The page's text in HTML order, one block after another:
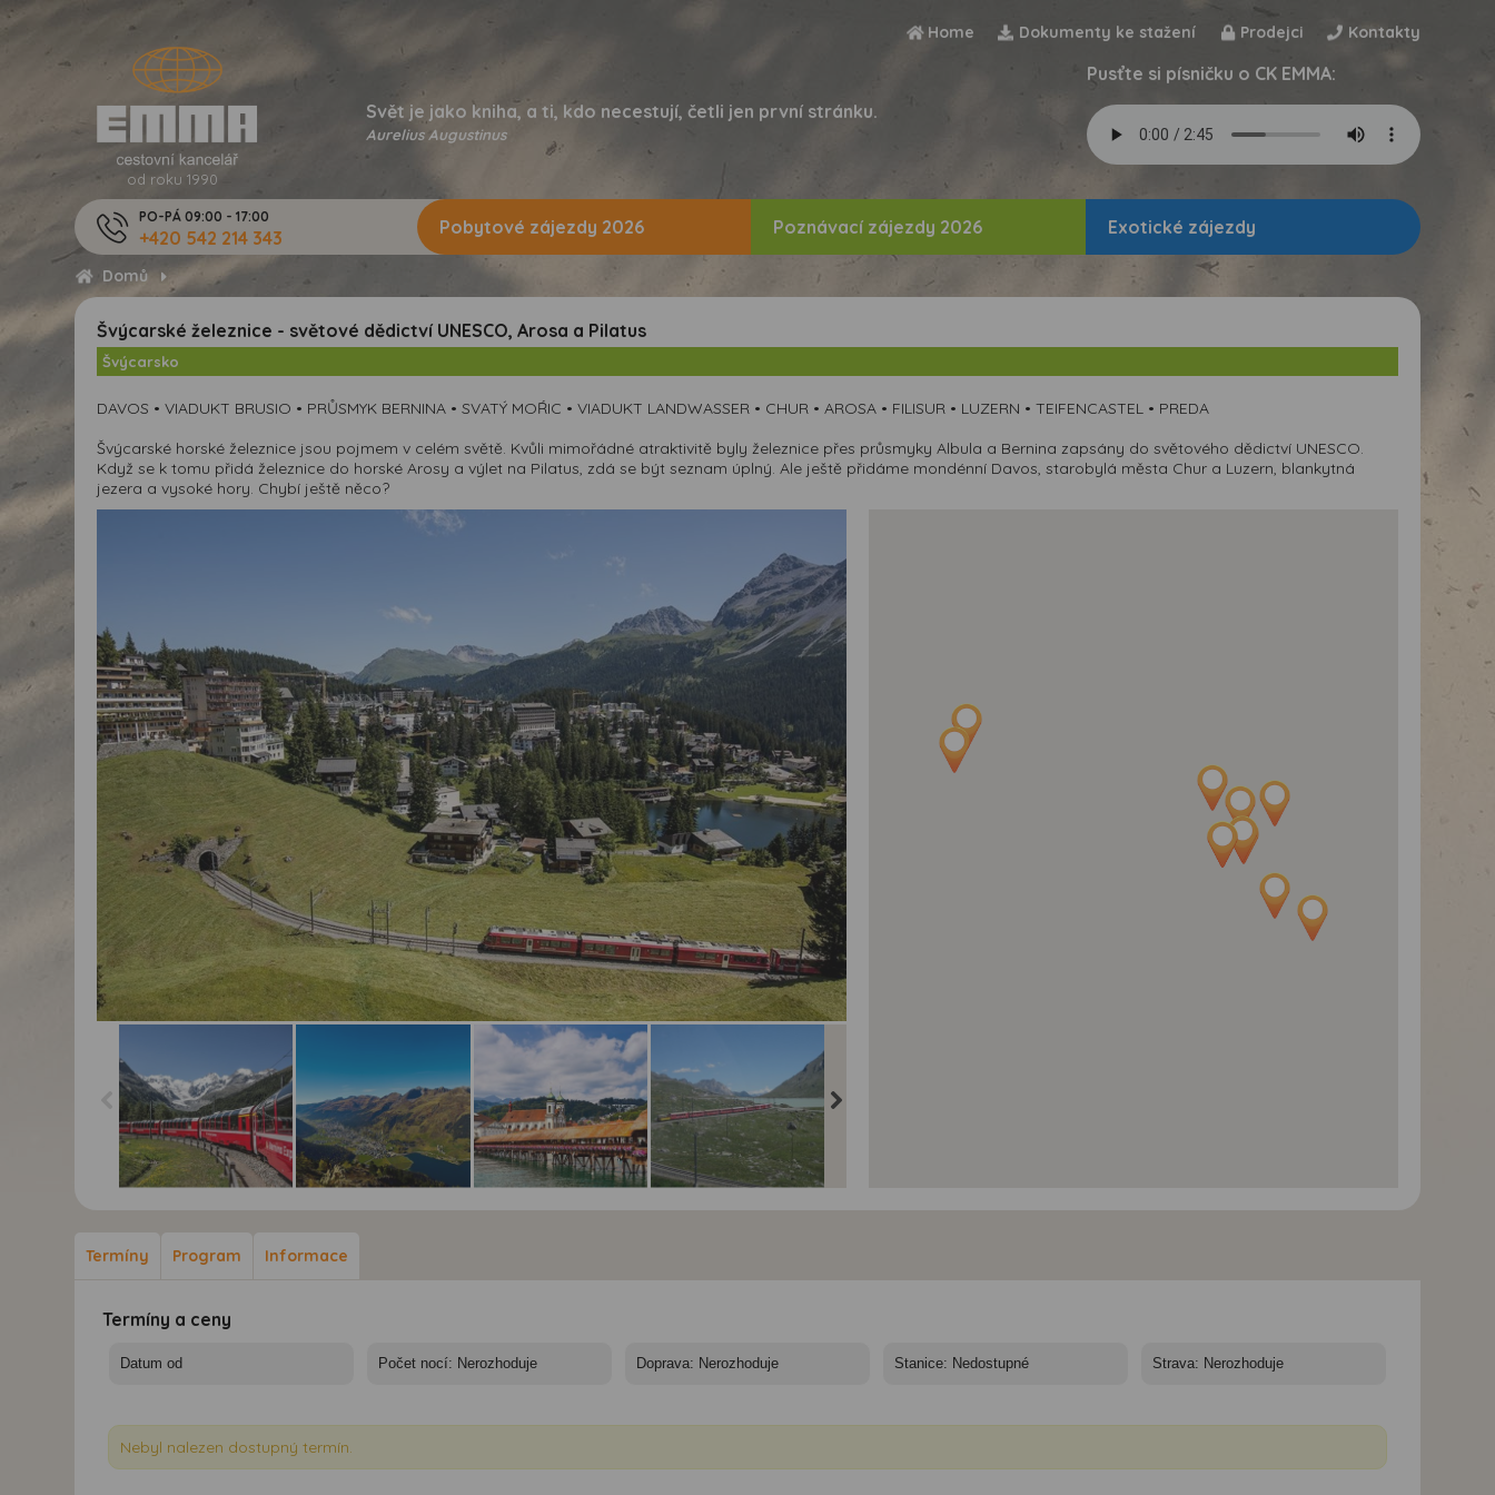
Home Dokumenty ke stažení Prodejci Kontakty
od roku 1990
Svět je jako kniha, a ti, kdo necestují, četli jen první stránku.
Aurelius Augustinus
Pusťte si písničku o CK EMMA:
PO-PÁ 09:00 - 17:00
+420 542 214 343
Domů
Pobytové zájezdy 2026 Poznávací zájezdy 2026 Exotické zájezdy
Švýcarské železnice - světové dědictví UNESCO, Arosa a Pilatus
Švýcarsko
DAVOS • VIADUKT BRUSIO • PRŮSMYK BERNINA • SVATÝ MOŔIC • VIADUKT LANDWASSER • CHUR • AROSA • FILISUR • LUZERN • TEIFENCASTEL • PREDA
Švýcarské horské železnice jsou pojmem v celém světě. Kvůli mimořádné atraktivitě byly železnice přes průsmyky Albula a Bernina zapsány do světového dědictví UNESCO.
Když se k tomu přidá železnice do horské Arosy a výlet na Pilatus, zdá se být seznam úplný. Ale ještě přidáme mondénní Davos, starobylá města Chur a Luzern, blankytná
jezera a vysoké hory. Chybí ještě něco?
Pilatus - Švýcarské
Pilatus - Švýcarské
Termíny Program Informace
Termíny a ceny
Nebyl nalezen dostupný termín.